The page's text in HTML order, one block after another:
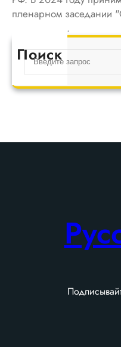
пленарном заседании
в г. Варшаве.
Поиск
S
e
a